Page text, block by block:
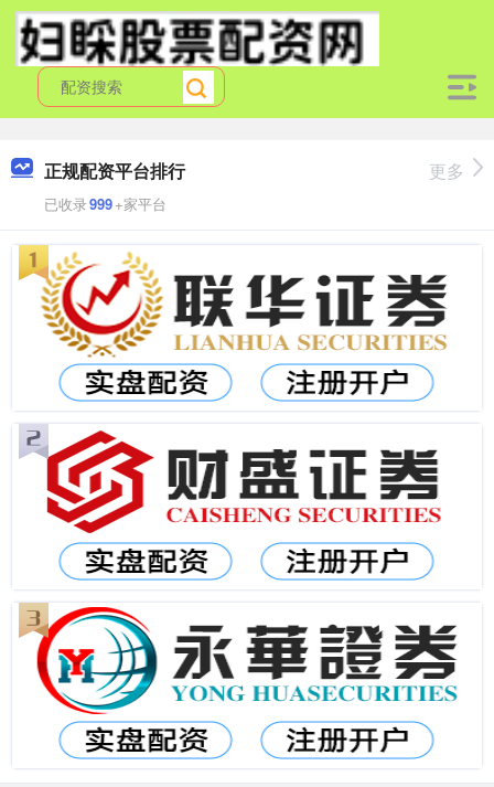
正规配资平台排行
已收录999+家平台
更多